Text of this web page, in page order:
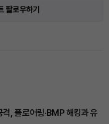
팔로우하기
, 플로어링·BMP 해킹과 유